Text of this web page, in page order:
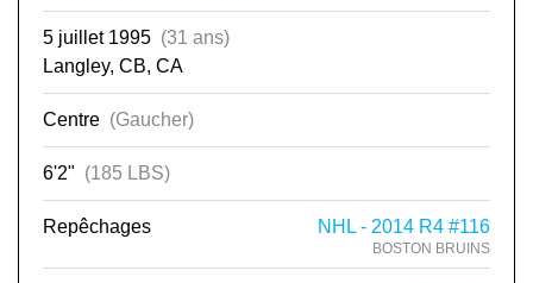
5 juillet 1995 (31 ans)
Langley, CB, CA
Centre (Gaucher)
6'2" (185 LBS)
Repêchages NHL - 2014 R4 #116
BOSTON BRUINS